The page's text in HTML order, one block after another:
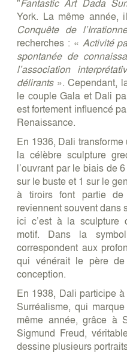
"Fantastic Art Dada
York. La même année,
Conquête de
recherches : « Activité
spontanée de
l’association
délirants». Cependant,
le couple Gala et Dali
est fortement influencé
Renaissance.
En 1936, Dali
la célèbre sculpture
l’ouvrant par le biais de
sur le buste et 1 sur le
à tiroirs font partie de
reviennent souvent dans
ici c’est à la sculpture
motif. Dans la
correspondent aux
qui vénérait le père
conception.
En 1938, Dali participe
Surréalisme, qui
même année, grâce à
Sigmund Freud,
dessine plusieurs